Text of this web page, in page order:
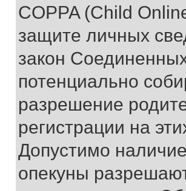
COPPA (Child
защите личных
закон
потенциально
разрешение
регистрации на
Допустимо
опекуны